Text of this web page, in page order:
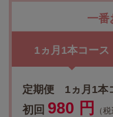
一番
1ヵ月1本コース
定期便 1ヵ月1本
初回 980 円 （